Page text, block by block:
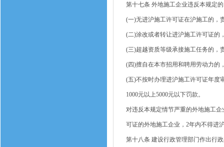
第十七条 外地施工企业违反本规定
(一)无进沪施工许可证在沪施工的，
(二)涂改或者转让进沪施工许可证的
(三)超越资质等级承接施工任务的，
(四)擅自在本市招用和聘用劳动力的
(五)不按时办理进沪施工许可证年度
1000元以上5000元以下罚款。
对违反本规定情节严重的外地施工
可证的外地施工企业，2年内不得进
第十八条 建设行政管理部门作出行